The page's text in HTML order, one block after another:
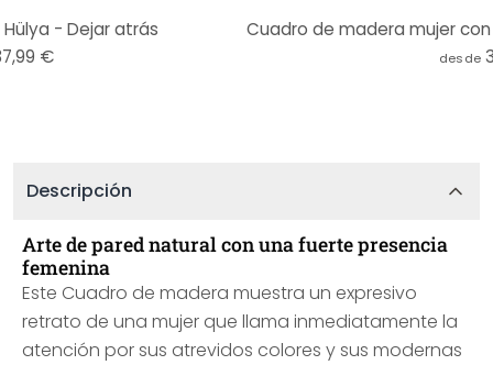
- Dejar atrás
€
desde
Descripción
Arte de pared natural con una fuerte presencia
femenina
Este Cuadro de madera muestra un expresivo
retrato de una mujer que llama inmediatamente la
atención por sus atrevidos colores y sus modernas